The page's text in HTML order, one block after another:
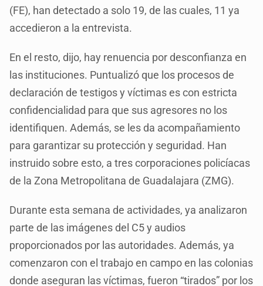
(FE), han detectado a solo 19, de las cuales, 11 ya
accedieron a la entrevista.
En el resto, dijo, hay renuencia por desconfianza en
las instituciones. Puntualizó que los procesos de
declaración de testigos y víctimas es con estricta
confidencialidad para que sus agresores no los
identifiquen. Además, se les da acompañamiento
para garantizar su protección y seguridad. Han
instruido sobre esto, a tres corporaciones policíacas
de la Zona Metropolitana de Guadalajara (ZMG).
Durante esta semana de actividades, ya analizaron
parte de las imágenes del C5 y audios
proporcionados por las autoridades. Además, ya
comenzaron con el trabajo en campo en las colonias
donde aseguran las víctimas, fueron “tirados” por los